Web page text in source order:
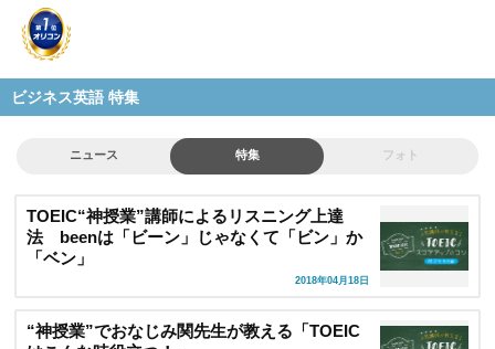
ビジネス英語 特集
ニュース 特集 フォト
TOEIC“神授業”講師によるリスニング上達
法 beenは「ビーン」じゃなくて「ビン」か
「ベン」
2018年04月18日
“神授業”でおなじみ関先生が教える「TOEIC